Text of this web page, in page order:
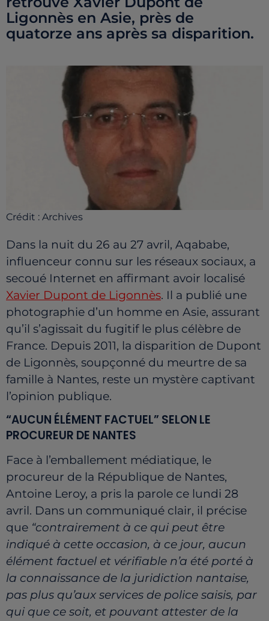
Ligonnès en Asie, près de
quatorze ans après sa disparition.
Crédit : Archives
Dans la nuit du 26 au 27 avril, Aqababe,
influenceur connu sur les réseaux sociaux, a
secoué Internet en affirmant avoir localisé
Xavier Dupont de Ligonnès. Il a publié une
photographie d’un homme en Asie, assurant
qu’il s’agissait du fugitif le plus célèbre de
France. Depuis 2011, la disparition de Dupont
de Ligonnès, soupçonné du meurtre de sa
famille à Nantes, reste un mystère captivant
l’opinion publique.
“AUCUN ÉLÉMENT FACTUEL” SELON LE
PROCUREUR DE NANTES
Face à l’emballement médiatique, le
procureur de la République de Nantes,
Antoine Leroy, a pris la parole ce lundi 28
avril. Dans un communiqué clair, il précise
que “contrairement à ce qui peut être
indiqué à cette occasion, à ce jour, aucun
élément factuel et vérifiable n’a été porté à
la connaissance de la juridiction nantaise,
pas plus qu’aux services de police saisis, par
qui que ce soit, et pouvant attester de la